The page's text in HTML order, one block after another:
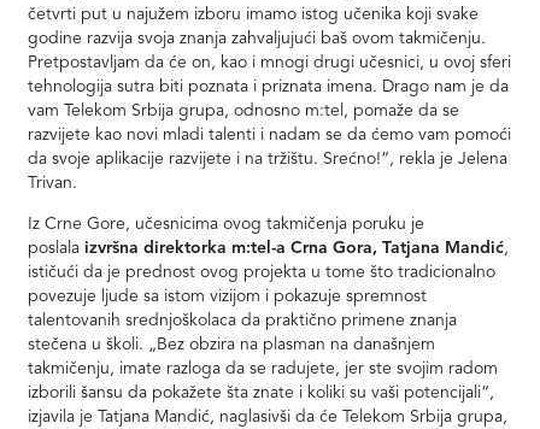
četvrti put u najužem izboru imamo istog učenika koji svake
godine razvija svoja znanja zahvaljujući baš ovom takmičenju.
Pretpostavljam da će on, kao i mnogi drugi učesnici, u ovoj sferi
tehnologija sutra biti poznata i priznata imena. Drago nam je da
vam Telekom Srbija grupa, odnosno m:tel, pomaže da se
razvijete kao novi mladi talenti i nadam se da ćemo vam pomoći
da svoje aplikacije razvijete i na tržištu. Srećno!“, rekla je Jelena
Trivan.
Iz Crne Gore, učesnicima ovog takmičenja poruku je
poslala izvršna direktorka m:tel-a Crna Gora, Tatjana Mandić,
ističući da je prednost ovog projekta u tome što tradicionalno
povezuje ljude sa istom vizijom i pokazuje spremnost
talentovanih srednjoškolaca da praktično primene znanja
stečena u školi. „Bez obzira na plasman na današnjem
takmičenju, imate razloga da se radujete, jer ste svojim radom
izborili šansu da pokažete šta znate i koliki su vaši potencijali“,
izjavila je Tatjana Mandić, naglasivši da će Telekom Srbija grupa,